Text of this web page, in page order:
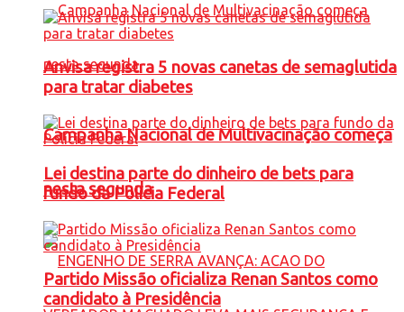
Campanha Nacional de Multivacinação começa
nesta segunda
Anvisa registra 5 novas canetas de semaglutida
para tratar diabetes
Lei destina parte do dinheiro de bets para
fundo da Polícia Federal
Partido Missão oficializa Renan Santos como
candidato à Presidência